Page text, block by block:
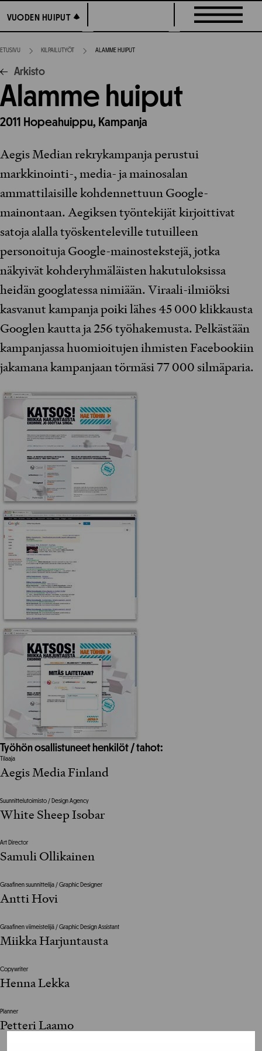
suoraan
sisältöön
VUODEN HUIPUT
VUODEN HUIPUT
ETUSIVU KILPAILUTYÖT ALAMME HUIPUT
Arkisto
Alamme huiput
2011 Hopeahuippu, Kampanja
Aegis Median rekrykampanja perustui
markkinointi-, media- ja mainosalan
ammattilaisille kohdennettuun Google-
mainontaan. Aegiksen työntekijät kirjoittivat
satoja alalla työskenteleville tutuilleen
personoituja Google-mainostekstejä, jotka
näkyivät kohderyhmäläisten hakutuloksissa
heidän googlatessa nimiään. Viraali-ilmiöksi
kasvanut kampanja poiki lähes 45 000 klikkausta
Googlen kautta ja 256 työhakemusta. Pelkästään
kampanjassa huomioitujen ihmisten Facebookiin
jakamana kampanjaan törmäsi 77 000 silmäparia.
Työhön osallistuneet henkilöt / tahot:
Tilaaja
Aegis Media Finland
Suunnittelutoimisto / Design Agency
White Sheep Isobar
Art Director
Samuli Ollikainen
Graafinen suunnittelija / Graphic Designer
Antti Hovi
Graafinen viimeistelijä / Graphic Design Assistant
Miikka Harjuntausta
Copywriter
Henna Lekka
Planner
Petteri Laamo